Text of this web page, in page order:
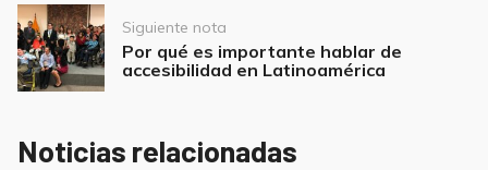
Siguiente nota
Por qué es importante hablar de
accesibilidad en Latinoamérica
Noticias relacionadas